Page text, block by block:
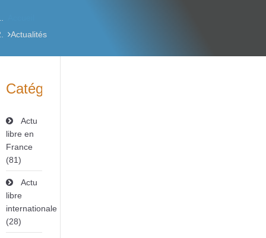
Actualités
Catégories
Actu
libre en
France
(81)
Actu
libre
internationale
(28)